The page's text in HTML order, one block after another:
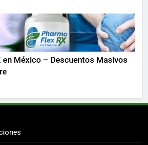
en México – Descuentos Masivos